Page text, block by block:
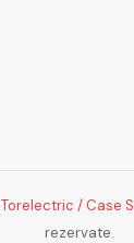
Torelectric / Case
rezervate.